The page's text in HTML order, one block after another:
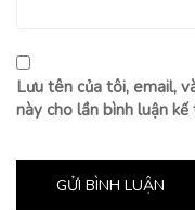
Lưu tên của tôi, email,
này cho lần bình luận